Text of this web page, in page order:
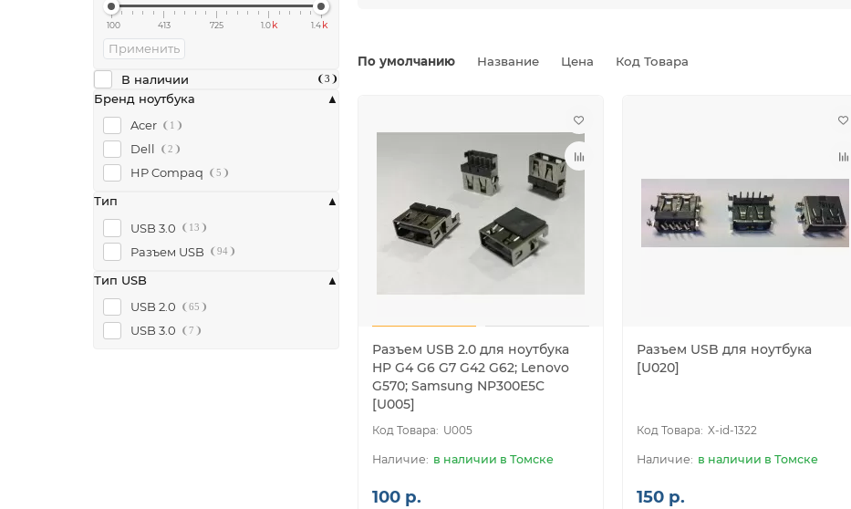
100 413 725 1.0k 1.4 k
Применить
В наличии 3
Бренд ноутбука
Acer
1
Dell 2
HP Compaq 5
Тип
USB 3.0
13
Разъем USB 94
Тип USB
USB 2.0
65
USB 3.0 7
По умолчанию Название Цена Код Товара
Разъем USB 2.0 для ноутбука
HP G4 G6 G7 G42 G62; Lenovo
G570; Samsung NP300E5C
[U005]
U005
в наличии в Томске
100 р.
Разъем USB для ноутбука
[U020]
X-id-1322
в наличии в Томске
150 р.